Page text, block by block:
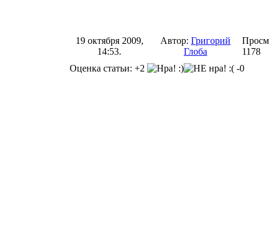
19 октября 2009,
14:53.
Автор: Григорий
Глоба
1178
Оценка статьи: +2
-0